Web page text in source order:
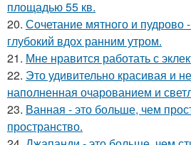
площадью 55 кв.
20. Сочетание мятного и пудрово
глубокий вдох ранним утром.
21. Мне нравится работать с
22. Это удивительно красивая и
наполненная очарованием и
23. Ванная - это больше, чем
пространство.